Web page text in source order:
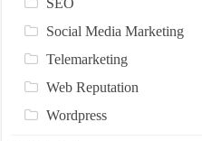
SEO
Social Media Marketing
Telemarketing
Web Reputation
Wordpress